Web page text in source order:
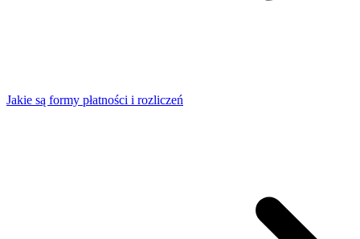
Jakie są formy płatności i rozliczeń